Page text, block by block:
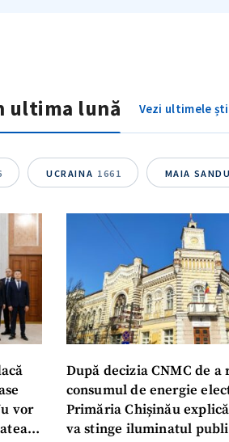
ultima lună Vezi ultimele
UCRAINA 1661 MAIA SANDU
vor
După decizia CNMC de a
consumul de energie
Primăria Chișinău
va stinge iluminatul